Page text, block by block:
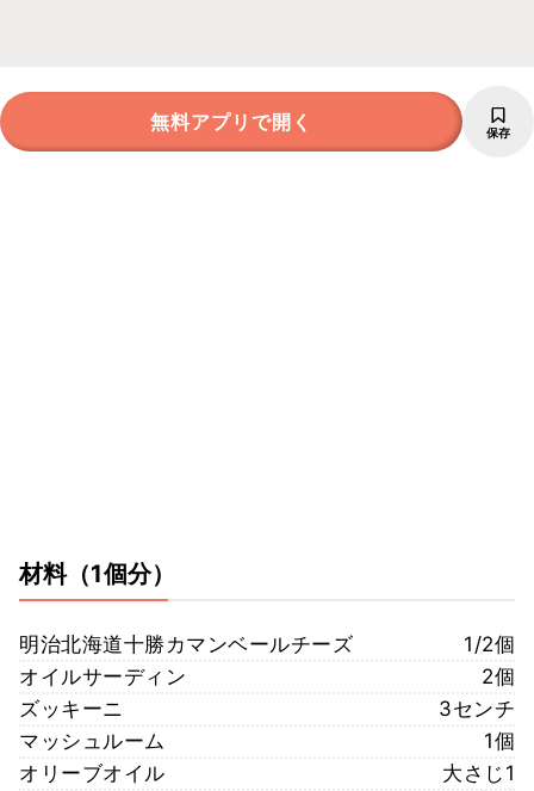
無料アプリで開く 保存
材料（1個分）
明治北海道十勝カマンベールチーズ
1/2個
オイルサーディン
2個
ズッキーニ
3センチ
マッシュルーム
1個
オリーブオイル
大さじ1